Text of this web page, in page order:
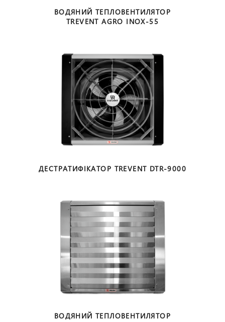
ВОДЯНИЙ ТЕПЛОВЕНТИЛЯТОР
TREVENT AGRO INOX-55
ДЕСТРАТИФІКАТОР TREVENT DTR-9000
ВОДЯНИЙ ТЕПЛОВЕНТИЛЯТОР